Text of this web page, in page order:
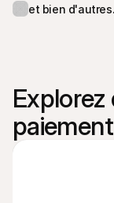
et bien
paiement